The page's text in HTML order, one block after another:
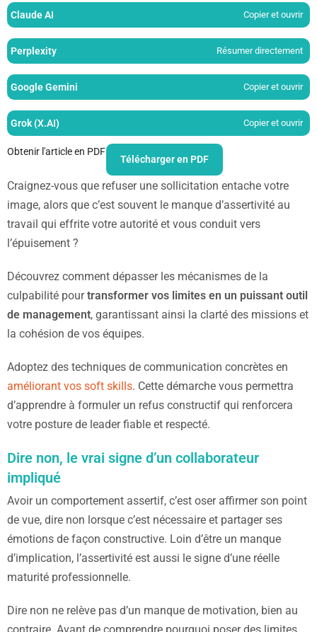
Claude AI Copier et ouvrir
Perplexity Résumer directement
Google Gemini Copier et ouvrir
Grok (X.AI) Copier et ouvrir
Obtenir l'article en PDF
Télécharger en PDF
Craignez-vous que refuser une sollicitation entache votre
image, alors que c’est souvent le manque d’assertivité au
travail qui effrite votre autorité et vous conduit vers
l’épuisement ?
Découvrez comment dépasser les mécanismes de la
culpabilité pourtransformer vos limites en un puissant outil
de management, garantissant ainsi la clarté des missions et
la cohésion de vos équipes.
Adoptez des techniques de communication concrètes en
améliorant vos soft skills. Cette démarche vous permettra
d’apprendre à formuler un refus constructif qui renforcera
votre posture de leader fiable et respecté.
Dire non, le vrai signe d’un collaborateur
impliqué
Avoir un comportement assertif, c’est oser affirmer son point
de vue, dire non lorsque c’est nécessaire et partager ses
émotions de façon constructive. Loin d’être un manque
d’implication, l’assertivité est aussi le signe d’une réelle
maturité professionnelle.
Dire non ne relève pas d’un manque de motivation, bien au
contraire. Avant de comprendre pourquoi poser des limites